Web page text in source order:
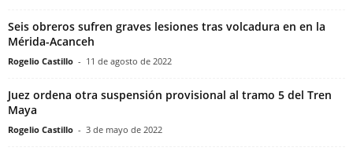
Seis obreros sufren graves lesiones tras volcadura en en la
Mérida-Acanceh
Rogelio Castillo - 11 de agosto de 2022
Juez ordena otra suspensión provisional al tramo 5 del Tren
Maya
Rogelio Castillo - 3 de mayo de 2022